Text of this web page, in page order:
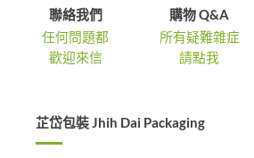
聯絡我們
任何問題都
歡迎來信
購物 Q&A
所有疑難雜症
請點我
芷岱包裝 Jhih Dai Packaging